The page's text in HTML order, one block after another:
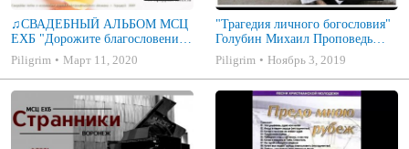
♫СВАДЕБНЫЙ АЛЬБОМ МСЦ
ЕХБ "Дорожите благословением
- Христианские песни.
Музыкальный диск. Псалмы
Piligrim Март 11, 2020
"Трагедия личного богословия"
Голубин Михаил Проповедь
2019
Piligrim Ноябрь 3, 2019